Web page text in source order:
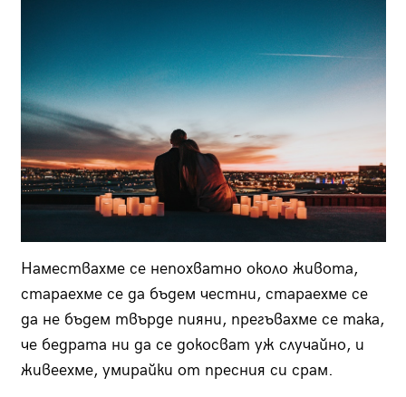
Намествахме се непохватно около живота,
стараехме се да бъдем честни, стараехме се
да не бъдем твърде пияни, прегъвахме се така,
че бедрата ни да се докосват уж случайно, и
живеехме, умирайки от пресния си срам.